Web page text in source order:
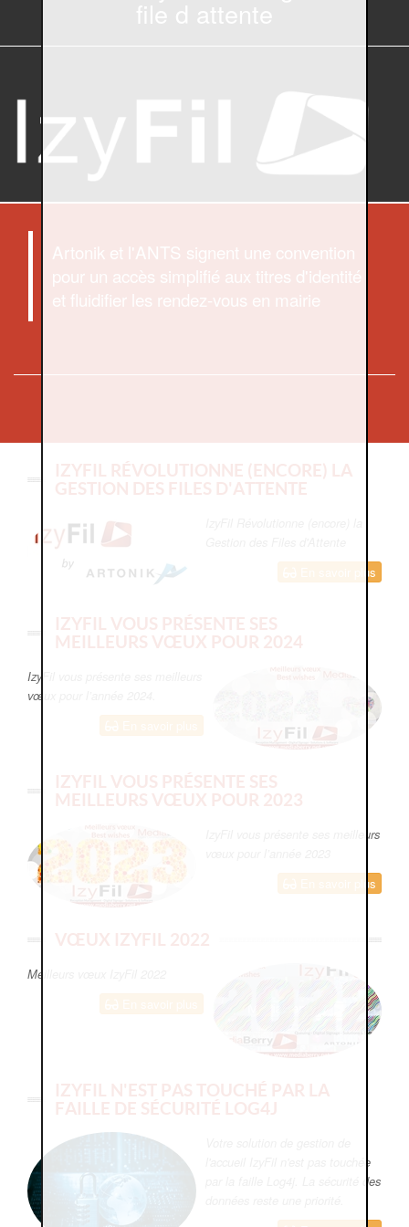
Artonik et l'ANTS signent une convention
pour un accès simplifié aux titres d'identité
et fluidifier les rendez-vous en mairie
IZYFIL RÉVOLUTIONNE (ENCORE) LA
GESTION DES FILES D'ATTENTE
En savoir plus
IZYFIL VOUS PRÉSENTE SES
MEILLEURS VŒUX POUR 2024
IzyFil vous présente ses meilleurs
vœux pour l’année 2024.
IZYFIL VOUS PRÉSENTE SES
MEILLEURS VŒUX POUR 2023
IzyFil vous présente ses meilleurs
En savoir plus
VŒUX IZYFIL 2022
Meilleurs vœux IzyFil 2022
IZYFIL N'EST PAS TOUCHÉ PAR LA
FAILLE DE SÉCURITÉ LOG4J
l'accueil IzyFil n'est pas touchée
par la faille Log4j. La sécurité des